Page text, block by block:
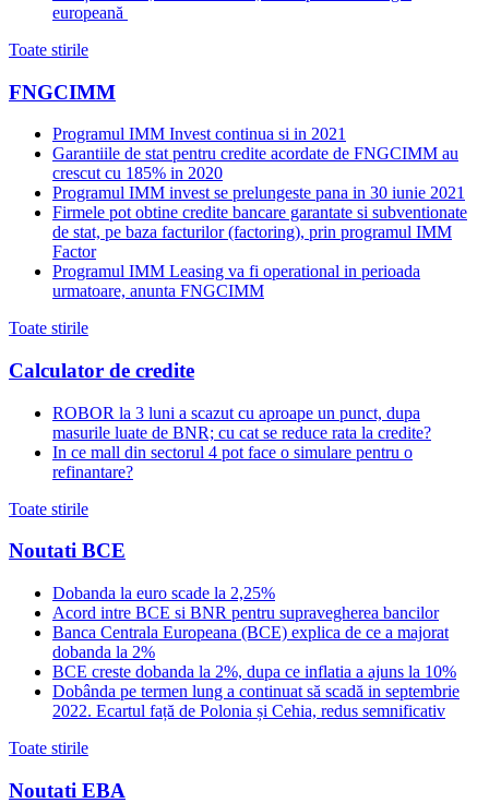
europeană
Toate stirile
FNGCIMM
Programul IMM Invest continua si in 2021
Garantiile de stat pentru credite acordate de FNGCIMM au
crescut cu 185% in 2020
Programul IMM invest se prelungeste pana in 30 iunie 2021
Firmele pot obtine credite bancare garantate si subventionate
de stat, pe baza facturilor (factoring), prin programul IMM
Factor
Programul IMM Leasing va fi operational in perioada
urmatoare, anunta FNGCIMM
Toate stirile
Calculator de credite
ROBOR la 3 luni a scazut cu aproape un punct, dupa
masurile luate de BNR; cu cat se reduce rata la credite?
In ce mall din sectorul 4 pot face o simulare pentru o
refinantare?
Toate stirile
Noutati BCE
Dobanda la euro scade la 2,25%
Acord intre BCE si BNR pentru supravegherea bancilor
Banca Centrala Europeana (BCE) explica de ce a majorat
dobanda la 2%
BCE creste dobanda la 2%, dupa ce inflatia a ajuns la 10%
Dobânda pe termen lung a continuat să scadă in septembrie
2022. Ecartul față de Polonia și Cehia, redus semnificativ
Toate stirile
Noutati EBA